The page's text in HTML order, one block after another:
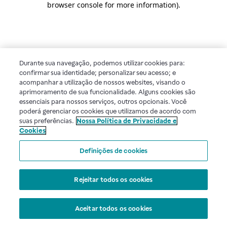
browser console for more information).
Durante sua navegação, podemos utilizar cookies para:
confirmar sua identidade; personalizar seu acesso; e
acompanhar a utilização de nossos websites, visando o
aprimoramento de sua funcionalidade. Alguns cookies são
essenciais para nossos serviços, outros opcionais. Você
poderá gerenciar os cookies que utilizamos de acordo com
suas preferências. Nossa Política de Privacidade e
Cookies
Definições de cookies
Rejeitar todos os cookies
Aceitar todos os cookies